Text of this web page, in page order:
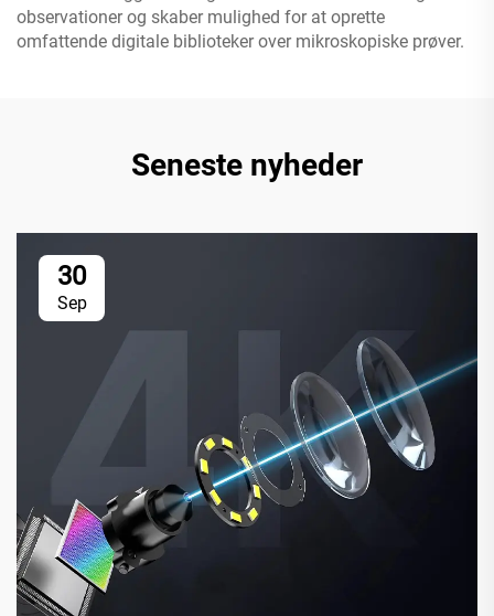
observationer og skaber mulighed for at oprette
omfattende digitale biblioteker over mikroskopiske prøver.
Seneste nyheder
30
Sep